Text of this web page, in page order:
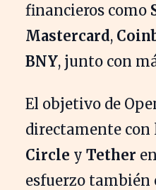
financieros como
Mastercard,
BNY, junto con
El objetivo de
directamente con
Circle y Tether
esfuerzo también